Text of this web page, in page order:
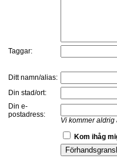
Taggar:
Ditt namn/alias:
Din stad/ort:
Din e-
postadress:
Vi kommer aldrig
Kom ihåg